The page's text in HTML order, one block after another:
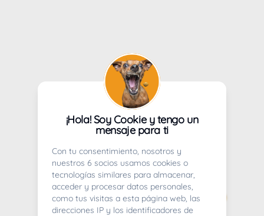
¡Hola! Soy Cookie y tengo un
mensaje para ti
Con tu consentimiento, nosotros y
nuestros 6 socios usamos cookies o
tecnologías similares para almacenar,
acceder y procesar datos personales,
como tus visitas a esta página web, las
direcciones IP y los identificadores de